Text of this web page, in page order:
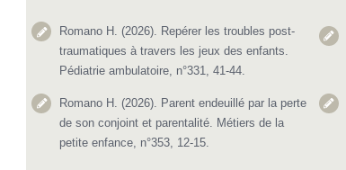
Romano H. (2026). Repérer les troubles post-
traumatiques à travers les jeux des enfants.
Pédiatrie ambulatoire, n°331, 41-44.
Romano H. (2026). Parent endeuillé par la perte
de son conjoint et parentalité. Métiers de la
petite enfance, n°353, 12-15.